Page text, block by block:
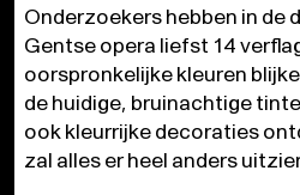
Onderzoekers hebben in de
Gentse opera liefst 14
oorspronkelijke kleuren
de huidige, bruinachtige
ook kleurrijke decoraties
zal alles er heel anders